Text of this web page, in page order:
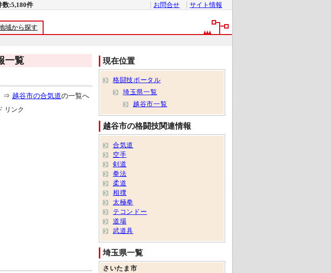
数:5,180件 お問合せ サイト情報
域から探す
一覧
⇒ 越谷市の合気道の一覧へ
リンク
現在位置
格闘技ポータル
埼玉県一覧
越谷市一覧
越谷市の格闘技関連情報
合気道
空手
剣道
拳法
柔道
相撲
太極拳
テコンドー
道場
武道具
埼玉県一覧
さいたま市